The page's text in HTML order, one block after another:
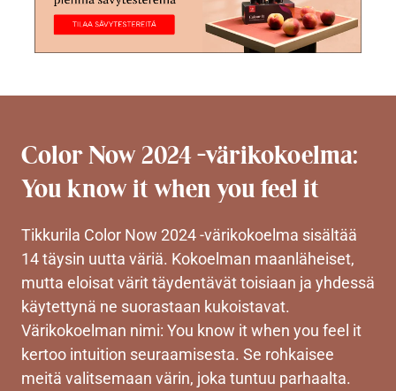
Color Now 2024 -värikokoelma:
You know it when you feel it
Tikkurila Color Now 2024 -värikokoelma sisältää
14 täysin uutta väriä. Kokoelman maanläheiset,
mutta eloisat värit täydentävät toisiaan ja yhdessä
käytettynä ne suorastaan kukoistavat.
Värikokoelman nimi: You know it when you feel it
kertoo intuition seuraamisesta. Se rohkaisee
meitä valitsemaan värin, joka tuntuu parhaalta.